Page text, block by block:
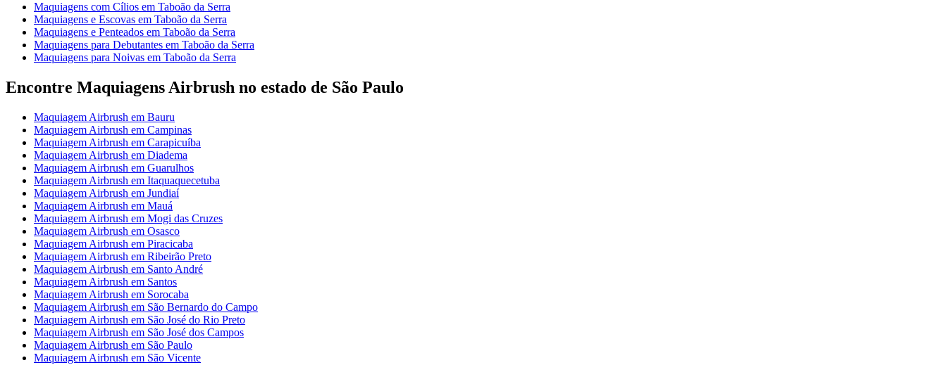
Maquiagens com Cílios em Taboão da Serra
Maquiagens e Escovas em Taboão da Serra
Maquiagens e Penteados em Taboão da Serra
Maquiagens para Debutantes em Taboão da Serra
Maquiagens para Noivas em Taboão da Serra
Encontre Maquiagens Airbrush no estado de São Paulo
Maquiagem Airbrush em Bauru
Maquiagem Airbrush em Campinas
Maquiagem Airbrush em Carapicuíba
Maquiagem Airbrush em Diadema
Maquiagem Airbrush em Guarulhos
Maquiagem Airbrush em Itaquaquecetuba
Maquiagem Airbrush em Jundiaí
Maquiagem Airbrush em Mauá
Maquiagem Airbrush em Mogi das Cruzes
Maquiagem Airbrush em Osasco
Maquiagem Airbrush em Piracicaba
Maquiagem Airbrush em Ribeirão Preto
Maquiagem Airbrush em Santo André
Maquiagem Airbrush em Santos
Maquiagem Airbrush em Sorocaba
Maquiagem Airbrush em São Bernardo do Campo
Maquiagem Airbrush em São José do Rio Preto
Maquiagem Airbrush em São José dos Campos
Maquiagem Airbrush em São Paulo
Maquiagem Airbrush em São Vicente